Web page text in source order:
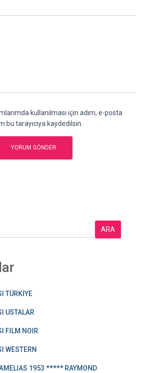
kullanılması için adım, e-posta
tarayıcıya kaydedilsin.
ARA
TÜRKİYE
USTALAR
FILM NOIR
WESTERN
1953 ***** RAYMOND